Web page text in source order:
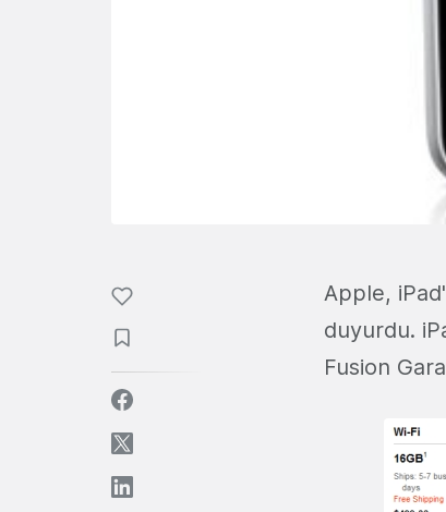
Apple,
duyurdu.
Fusion